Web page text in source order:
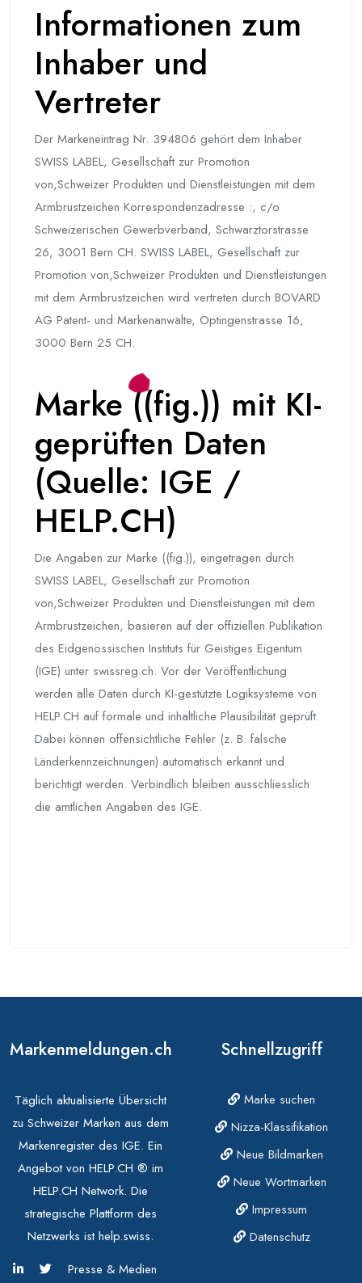
Informationen zum
Inhaber und
Vertreter
Der Markeneintrag Nr. 394806 gehört dem Inhaber
SWISS LABEL, Gesellschaft zur Promotion
von,Schweizer Produkten und Dienstleistungen mit dem
Armbrustzeichen Korrespondenzadresse :, c/o
Schweizerischen Gewerbverband, Schwarztorstrasse
26, 3001 Bern CH. SWISS LABEL, Gesellschaft zur
Promotion von,Schweizer Produkten und Dienstleistungen
mit dem Armbrustzeichen wird vertreten durch BOVARD
AG Patent- und Markenanwälte, Optingenstrasse 16,
3000 Bern 25 CH.
Marke ((fig.)) mit KI-
geprüften Daten
(Quelle: IGE /
HELP.CH)
Die Angaben zur Marke ((fig.)), eingetragen durch
SWISS LABEL, Gesellschaft zur Promotion
von,Schweizer Produkten und Dienstleistungen mit dem
Armbrustzeichen, basieren auf der offiziellen Publikation
des Eidgenössischen Instituts für Geistiges Eigentum
(IGE) unter swissreg.ch. Vor der Veröffentlichung
werden alle Daten durch KI-gestützte Logiksysteme von
HELP.CH auf formale und inhaltliche Plausibilität geprüft.
Dabei können offensichtliche Fehler (z. B. falsche
Länderkennzeichnungen) automatisch erkannt und
berichtigt werden. Verbindlich bleiben ausschliesslich
die amtlichen Angaben des IGE.
Markenmeldungen.ch
Täglich aktualisierte Übersicht
zu Schweizer Marken aus dem
Markenregister des IGE. Ein
Angebot von HELP.CH ® im
HELP.CH Network. Die
strategische Plattform des
Netzwerks ist help.swiss.
Presse & Medien
Schnellzugriff
Marke suchen
Nizza-Klassifikation
Neue Bildmarken
Neue Wortmarken
Impressum
Datenschutz